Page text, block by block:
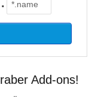
.
Add-ons!